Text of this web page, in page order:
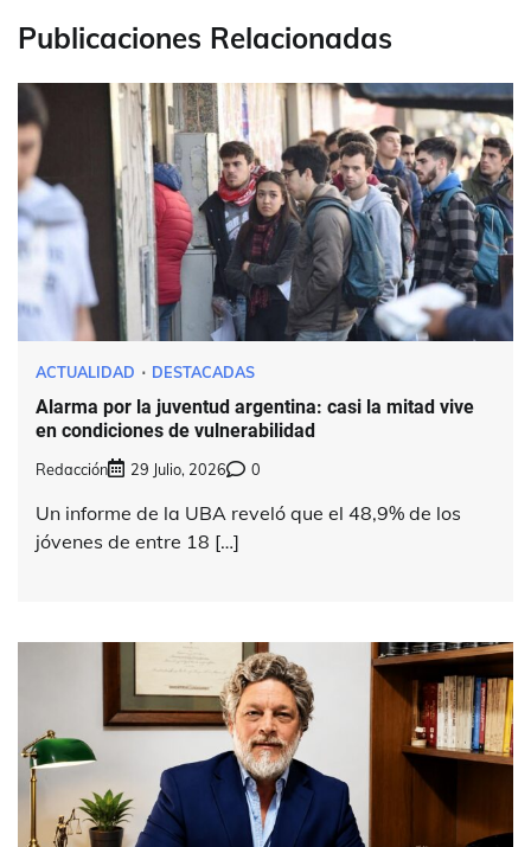
Publicaciones Relacionadas
ACTUALIDAD DESTACADAS
Alarma por la juventud argentina: casi la mitad vive
en condiciones de vulnerabilidad
Redacción 29 Julio, 2026 0
Un informe de la UBA reveló que el 48,9% de los
jóvenes de entre 18 […]